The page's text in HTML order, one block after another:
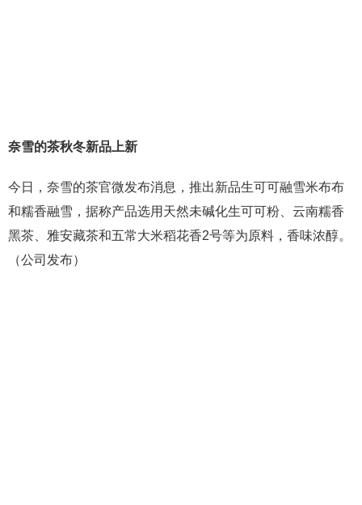
奈雪的茶秋冬新品上新
今日，奈雪的茶官微发布消息，推出新品生可可融雪米布布
和糯香融雪，据称产品选用天然未碱化生可可粉、云南糯香
黑茶、雅安藏茶和五常大米稻花香2号等为原料，香味浓醇。
（公司发布）